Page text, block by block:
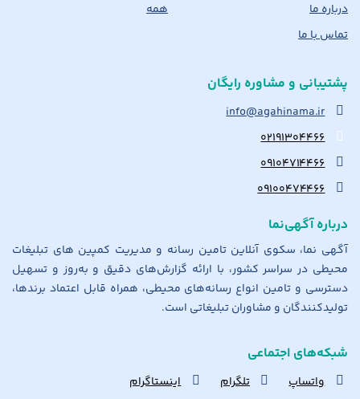
درباره ما
تماس با ما
همه
پشتیبانی و مشاوره رایگان
info@agahinama.ir
۰۲۱۹۱۳۰۴۴۶۶
۰۹۱۰۴۷۱۴۴۶۶
۰۹۱۰۰۴۷۴۴۶۶
درباره آگهی‌نما
آگهی نما، سکوی آنلاین تامین رسانه و مدیریت کمپین های تبلیغات
محیطی در سراسر کشور، با ارائه گزارش‌های دقیق و به‌روز و تسهیل
دسترسی و تامین انواع رسانه‌های محیطی، همراه قابل اعتماد برندها،
تولیدکنندگان و مشاوران تبلیغاتی است.
شبکه‌های اجتماعی
واتساپ تلگرام اینستاگرام